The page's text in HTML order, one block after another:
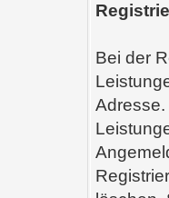
Bei der